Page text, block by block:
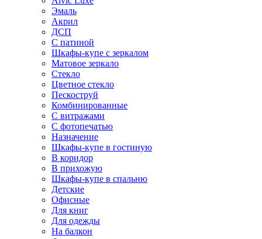
Эмаль
Акрил
ДСП
С патиной
Шкафы-купе с зеркалом
Матовое зеркало
Стекло
Цветное стекло
Пескоструй
Комбинированные
С витражами
С фотопечатью
Назначение
Шкафы-купе в гостиную
В коридор
В прихожую
Шкафы-купе в спальню
Детские
Офисные
Для книг
Для одежды
На балкон